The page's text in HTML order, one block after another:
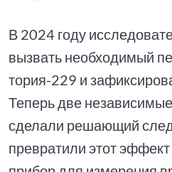
В 2024 году
вызвать необходимый
тория-229 и
Теперь две
сделали решающий
превратили этот